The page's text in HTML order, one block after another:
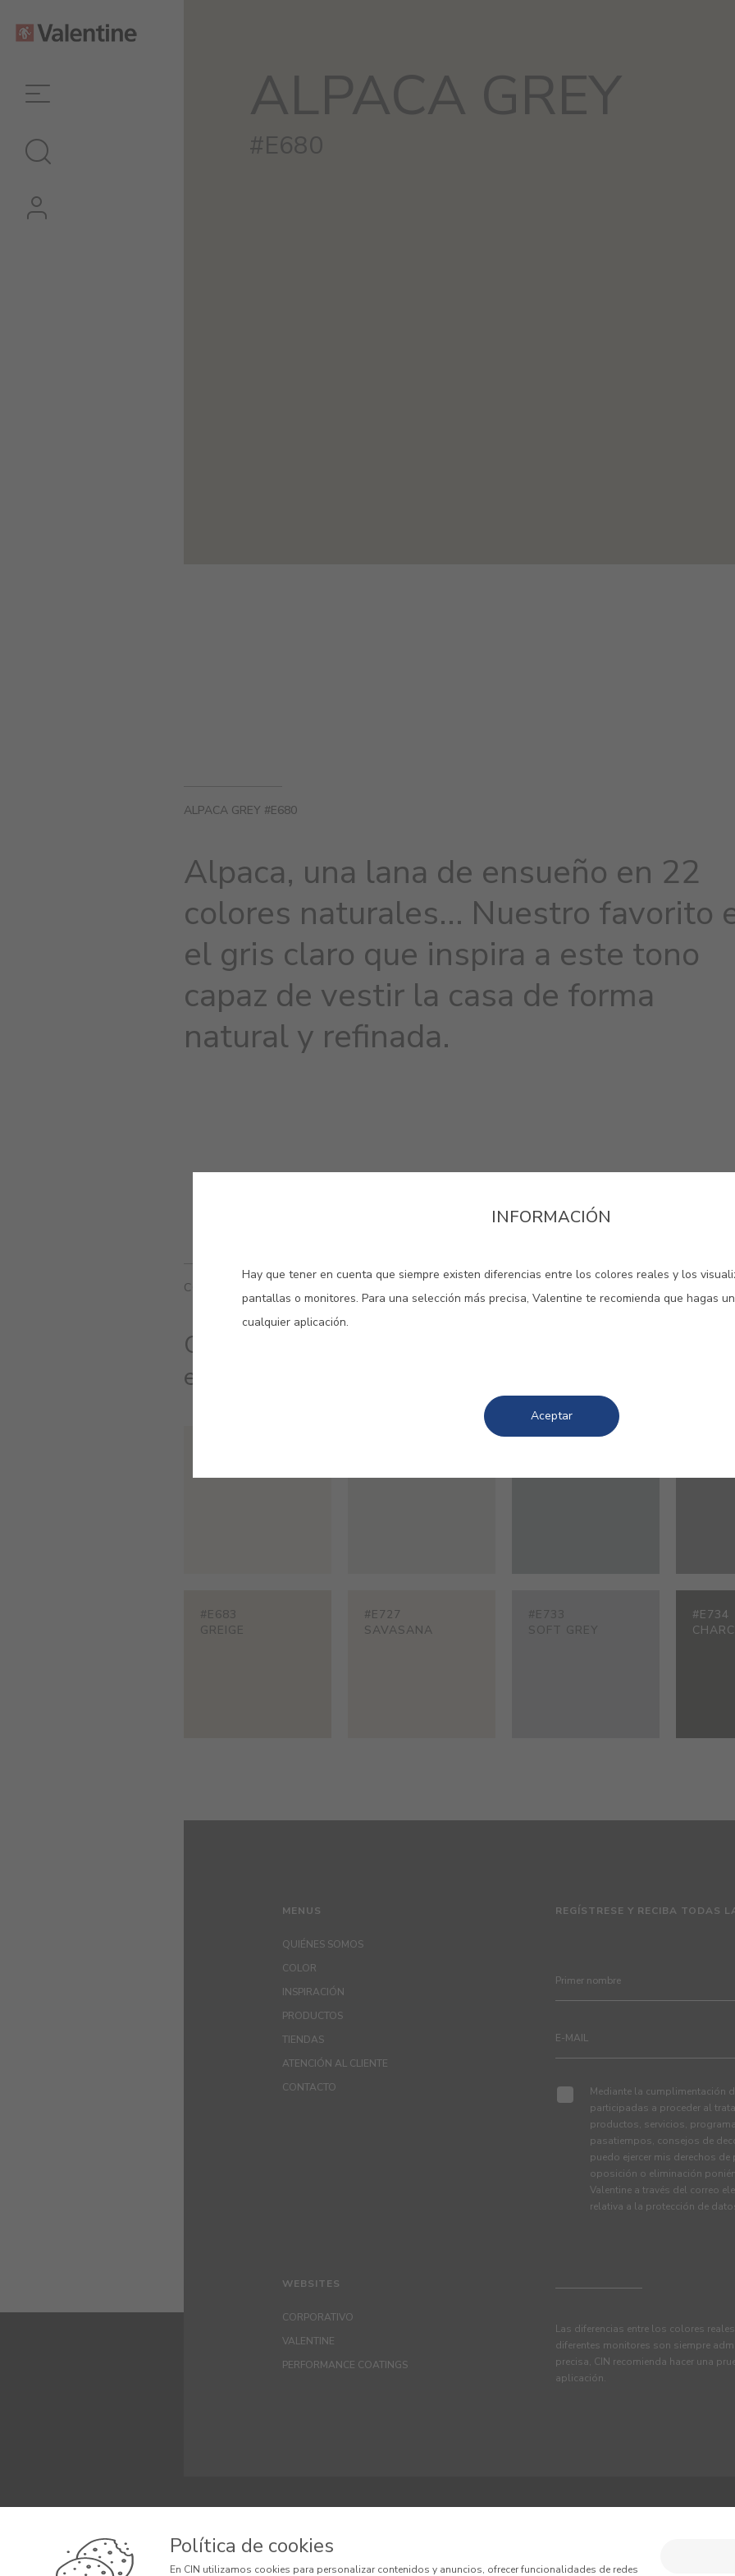
ALPACA GREY
#E680
ALPACA GREY #E680
Alpaca, una lana de ensueño en 22
colores naturales... Nuestro favorito
el gris claro que inspira a este tono
capaz de vestir la casa de forma
natural y refinada.
COLORES RELACIONADOS
Colores, materias y texturas que transmiten
en busca de equilibrio y serenidad.
#E683
GREIGE
#E727
SAVASANA
#E733
SOFT GREY
#E734
MENUS
QUIÉNES SOMOS
COLOR
INSPIRACIÓN
PRODUCTOS
TIENDAS
ATENCIÓN AL CLIENTE
CONTACTO
REGÍSTRESE Y RECIBA TODAS
Mediante la cumplimentación
participadas a proceder al
productos, servicios,
pasatiempos, consejos de
puedo ejercer mis derechos
oposición o eliminación
Valentine a través del correo
relativa a la protección de
WEBSITES
CORPORATIVO
VALENTINE
PERFORMANCE COATINGS
Las diferencias entre los colores
diferentes monitores son siempre
precisa, CIN recomienda hacer una
aplicación.
Términos y Condiciones Política de Privacidad Política de Cookies
INFORMACIÓN
Hay que tener en cuenta que siempre existen diferencias entre los colores reales y los
pantallas o monitores. Para una selección más precisa, Valentine te recomienda que hagas
cualquier aplicación.
Aceptar
Política de cookies
En CIN utilizamos cookies para personalizar contenidos y anuncios, ofrecer funcionalidades de redes